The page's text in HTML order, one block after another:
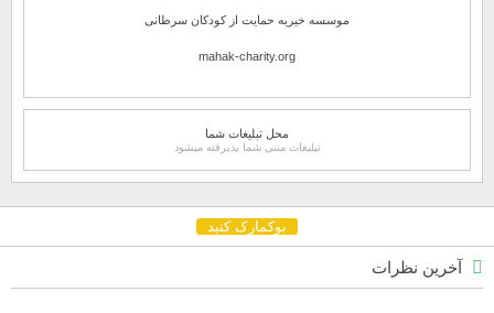
موسسه خیریه حمایت از کودکان سرطانی
mahak-charity.org
محل تبلیغات شما
تبلیغات متنی شما پذیرفته میشود
بوکمارک کنید
آخرین نظرات